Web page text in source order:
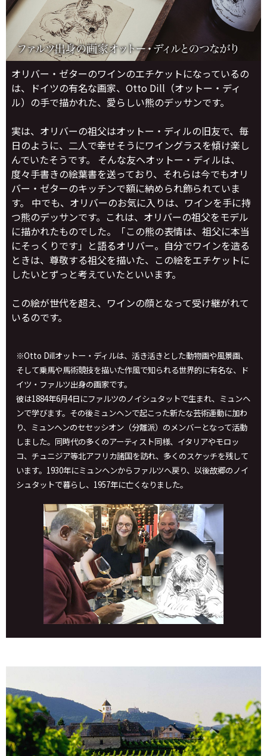
オリバー・ゼターのワインのエチケットになっているの
は、ドイツの有名な画家、Otto Dill（オットー・ディ
ル）の手で描かれた、愛らしい熊のデッサンです。
実は、オリバーの祖父はオットー・ディルの旧友で、毎
日のように、二人で幸せそうにワイングラスを傾け楽し
んでいたそうです。 そんな友へオットー・ディルは、
度々手書きの絵葉書を送っており、それらは今でもオリ
バー・ゼターのキッチンで額に納められ飾られていま
す。 中でも、オリバーのお気に入りは、ワインを手に持
つ熊のデッサンです。これは、オリバーの祖父をモデル
に描かれたものでした。「この熊の表情は、祖父に本当
にそっくりです」と語るオリバー。自分でワインを造る
ときは、尊敬する祖父を描いた、この絵をエチケットに
したいとずっと考えていたといいます。
この絵が世代を超え、ワインの顔となって受け継がれて
いるのです。
※Otto Dillオットー・ディルは、活き活きとした動物画や風景画、
そして乗馬や馬術競技を描いた作風で知られる世界的に有名な、ド
イツ・ファルツ出身の画家です。
彼は1884年6月4日にファルツのノイシュタットで生まれ、ミュンヘ
ンで学びます。その後ミュンヘンで起こった新たな芸術運動に加わ
り、ミュンヘンのセセッシオン（分離派）のメンバーとなって活動
しました。同時代の多くのアーティスト同様、イタリアやモロッ
コ、チュニジア等北アフリカ諸国を訪れ、多くのスケッチを残して
います。1930年にミュンヘンからファルツへ戻り、以後故郷のノイ
シュタットで暮らし、1957年に亡くなりました。